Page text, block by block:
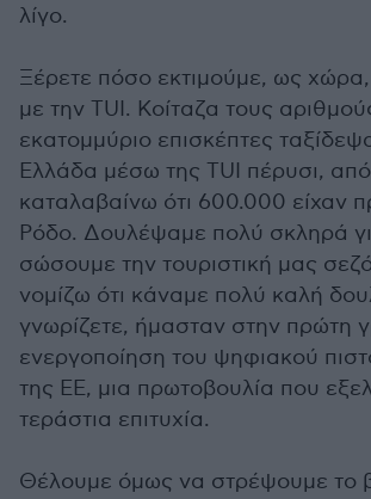
λίγο.
Ξέρετε πόσο εκτιμούμε, ως
με την TUI. Κοίταζα τους
εκατομμύριο επισκέπτες
Ελλάδα μέσω της TUI πέρυσι,
καταλαβαίνω ότι 600.000 είχαν
Ρόδο. Δουλέψαμε πολύ σκληρά
σώσουμε την τουριστική μας
νομίζω ότι κάναμε πολύ καλή
γνωρίζετε, ήμασταν στην πρώτη
ενεργοποίηση του ψηφιακού
της ΕΕ, μια πρωτοβουλία που
τεράστια επιτυχία.
Θέλουμε όμως να στρέψουμε το